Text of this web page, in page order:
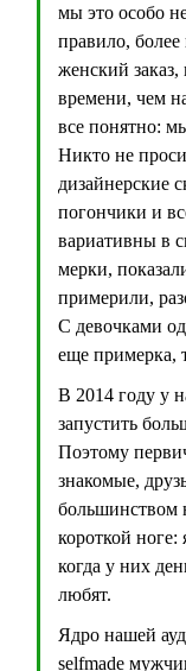
мы это особо
правило,
женский заказ,
времени, чем
все понятно:
Никто не
дизайнерские
погончики и
вариативны в
мерки,
примерили,
С девочками
еще примерка,
В 2014 году у
запустить
Поэтому
знакомые,
большинством
короткой ноге:
когда у них
любят.
Ядро нашей
selfmade